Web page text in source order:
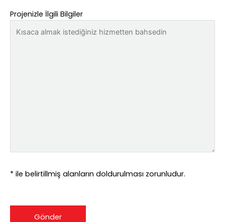
Projenizle İlgili Bilgiler
* ile belirtillmiş alanların doldurulması zorunludur.